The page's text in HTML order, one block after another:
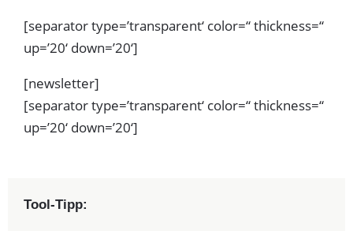
[separator type=’transparent‘ color=“ thickness=“
up=’20‘ down=’20‘]
[newsletter]
[separator type=’transparent‘ color=“ thickness=“
up=’20‘ down=’20‘]
Tool-Tipp: